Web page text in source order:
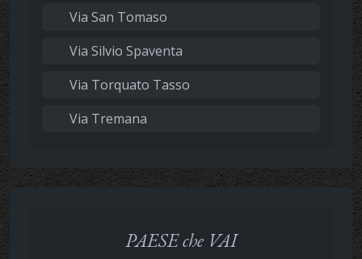
Via San Tomaso
Via Silvio Spaventa
Via Torquato Tasso
Via Tremana
PAESE che VAI